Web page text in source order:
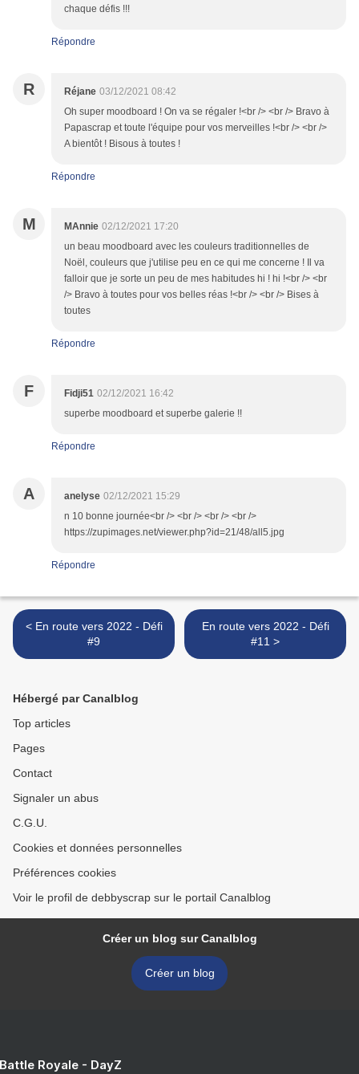
chaque défis !!!
Répondre
R Réjane 03/12/2021 08:42
Oh super moodboard ! On va se régaler !<br /> <br /> Bravo à
Papascrap et toute l'équipe pour vos merveilles !<br /> <br />
A bientôt ! Bisous à toutes !
Répondre
M MAnnie 02/12/2021 17:20
un beau moodboard avec les couleurs traditionnelles de
Noël, couleurs que j'utilise peu en ce qui me concerne ! Il va
falloir que je sorte un peu de mes habitudes hi ! hi !<br /> <br
/> Bravo à toutes pour vos belles réas !<br /> <br /> Bises à
toutes
Répondre
F Fidji51 02/12/2021 16:42
superbe moodboard et superbe galerie !!
Répondre
A anelyse 02/12/2021 15:29
n 10 bonne journée<br /> <br /> <br /> <br />
https://zupimages.net/viewer.php?id=21/48/all5.jpg
Répondre
< En route vers 2022 - Défi
#9
En route vers 2022 - Défi
#11 >
Hébergé par Canalblog
Top articles
Pages
Contact
Signaler un abus
C.G.U.
Cookies et données personnelles
Préférences cookies
Voir le profil de debbyscrap sur le portail Canalblog
Créer un blog sur Canalblog
Créer un blog
Royale - DayZ